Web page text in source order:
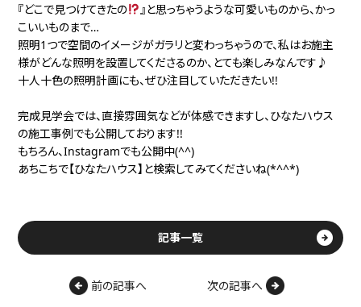
『どこで見つけてきたの
』と思っちゃうような可愛いものから、かっ
こいいものまで…
照明1つで空間のイメージがガラリと変わっちゃうので、私はお施主
様がどんな照明を設置してくださるのか、とても楽しみなんです♪
十人十色の照明計画にも、ぜひ注目していただきたい!!
完成見学会では、直接雰囲気などが体感できますし、ひなたハウス
の施工事例でも公開しております!!
もちろん、Instagramでも公開中(^^)
あちこちで【ひなたハウス】と検索してみてくださいね(*^^*)
記事一覧
前の記事へ 次の記事へ